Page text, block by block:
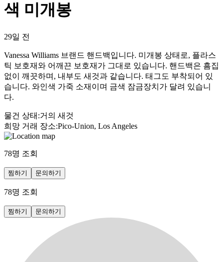
색 미개봉
29일 전
Vanessa Williams 브랜드 핸드백입니다. 미개봉 상태로, 플라스
틱 보호재와 어깨끈 보호재가 그대로 있습니다. 핸드백은 흠집
없이 깨끗하며, 내부도 새것과 같습니다. 태그도 부착되어 있
습니다. 와인색 가죽 소재이며 금색 잠금장치가 달려 있습니
다.
물건 상태 :거의 새것
희망 거래 장소:Pico-Union, Los Angeles
78명 조회
찜하기 문의하기
78명 조회
찜하기 문의하기